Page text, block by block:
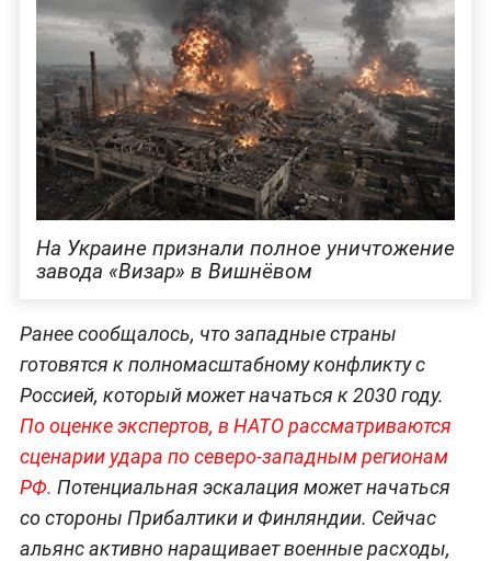
На Украине признали полное уничтожение
завода «Визар» в Вишнёвом
Ранее сообщалось, что западные страны
готовятся к полномасштабному конфликту с
Россией, который может начаться к 2030 году.
По оценке экспертов, в НАТО рассматриваются
сценарии удара по северо-западным регионам
РФ. Потенциальная эскалация может начаться
со стороны Прибалтики и Финляндии. Сейчас
альянс активно наращивает военные расходы,